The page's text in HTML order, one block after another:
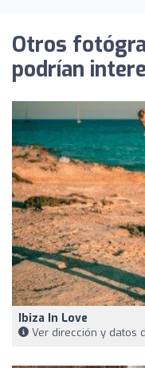
Otros
podrían
Ibiza In Love
Ver dirección y datos